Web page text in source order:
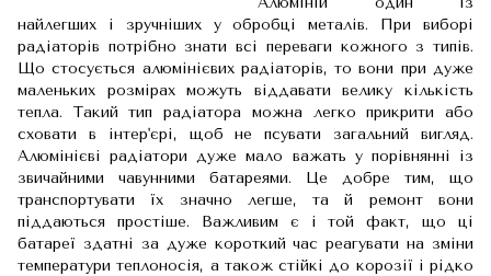
найлегших і зручніших у обробці металів. При виборі
радіаторів потрібно знати всі переваги кожного з типів.
Що стосується алюмінієвих радіаторів, то вони при дуже
маленьких розмірах можуть віддавати велику кількість
тепла. Такий тип радіатора можна легко прикрити або
сховати в інтер'єрі, щоб не псувати загальний вигляд.
Алюмінієві радіатори дуже мало важать у порівнянні із
звичайними чавунними батареями. Це добре тим, що
транспортувати їх значно легше, та й ремонт вони
піддаються простіше. Важливим є і той факт, що ці
батареї здатні за дуже короткий час реагувати на зміни
температури теплоносія, а також стійкі до корозії і рідко